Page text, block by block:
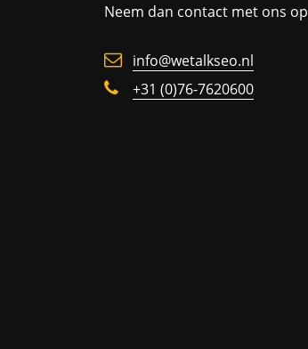
Neem dan contact met ons op
info@wetalkseo.nl
+31 (0)76-7620600